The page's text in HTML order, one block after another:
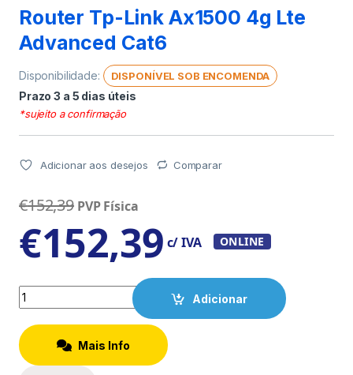
Router Tp-Link Ax1500 4g Lte
Advanced Cat6
Disponibilidade: DISPONÍVEL SOB ENCOMENDA
Prazo 3 a 5 dias úteis
*sujeito a confirmação
Adicionar aos desejos Comparar
€152,39 PVP Física
€152,39 c/ IVA ONLINE
Quantity
Adicionar
Mais Info